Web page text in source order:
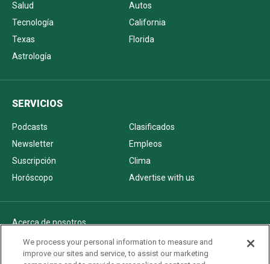
Salud
Autos
Tecnología
California
Texas
Florida
Astrología
SERVICIOS
Podcasts
Clasificados
Newsletter
Empleos
Suscripción
Clima
Horóscopo
Advertise with us
Acerca de nosotros
Politica de privacidad
Pautas Editoriales
We process your personal information to measure and
improve our sites and service, to assist our marketing